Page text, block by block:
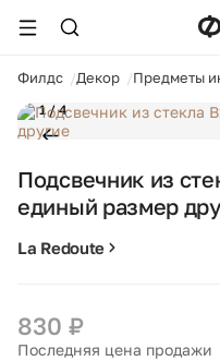
Филдс Декор Предметы
1 / 4
Подсвечник из
единый размер
La Redoute
830 ₽
Последняя цена продажи